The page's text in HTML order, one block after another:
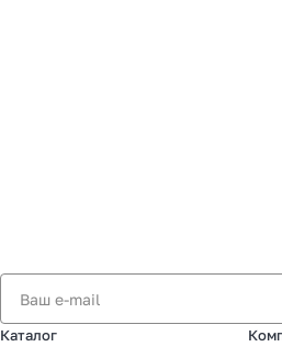
Каталог